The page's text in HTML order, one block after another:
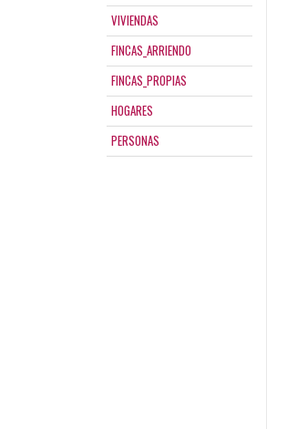
VIVIENDAS
FINCAS_ARRIENDO
FINCAS_PROPIAS
HOGARES
PERSONAS